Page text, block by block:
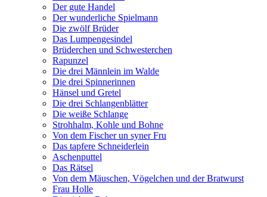
Der gute Handel
Der wunderliche Spielmann
Die zwölf Brüder
Das Lumpengesindel
Brüderchen und Schwesterchen
Rapunzel
Die drei Männlein im Walde
Die drei Spinnerinnen
Hänsel und Gretel
Die drei Schlangenblätter
Die weiße Schlange
Strohhalm, Kohle und Bohne
Von dem Fischer un syner Fru
Das tapfere Schneiderlein
Aschenputtel
Das Rätsel
Von dem Mäuschen, Vögelchen und der Bratwurst
Frau Holle